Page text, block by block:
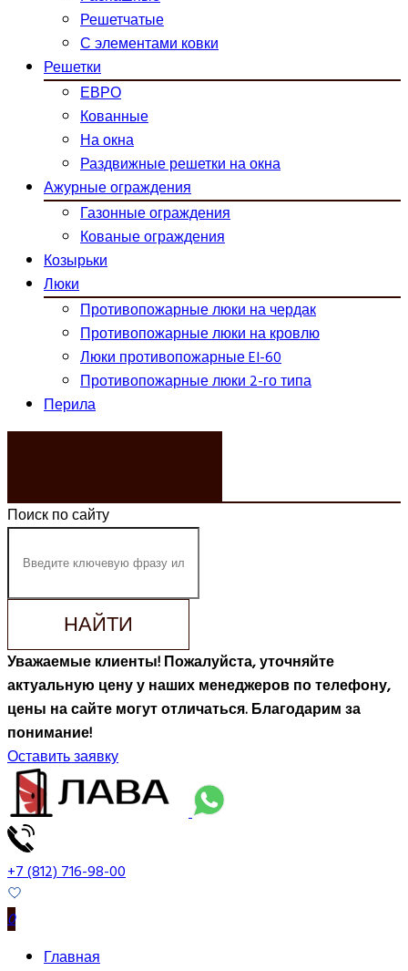
Решетчатые
С элементами ковки
Решетки
ЕВРО
Кованные
На окна
Раздвижные решетки на окна
Ажурные ограждения
Газонные ограждения
Кованые ограждения
Козырьки
Люки
Противопожарные люки на чердак
Противопожарные люки на кровлю
Люки противопожарные EI-60
Противопожарные люки 2-го типа
Перила
Поиск по сайту
НАЙТИ
Уважаемые клиенты! Пожалуйста, уточняйте
актуальную цену у наших менеджеров по телефону,
цены на сайте могут отличаться. Благодарим за
понимание!
Оставить заявку
+7 (812) 716-98-00
0
Главная